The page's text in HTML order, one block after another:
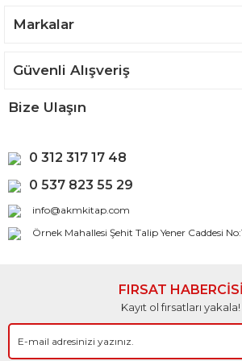
Markalar
Güvenli Alışveriş
Bize Ulaşın
0 312 317 17 48
0 537 823 55 29
info@akmkitap.com
Örnek Mahallesi Şehit Talip Yener Caddesi
FIRSAT HABERCİSİ
Kayıt ol fırsatları yakala!